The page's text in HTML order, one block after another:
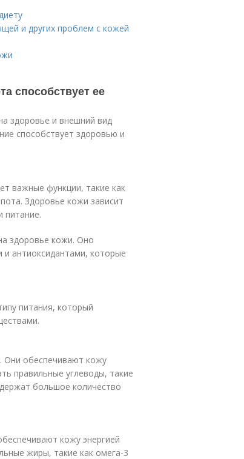
и других проблем с кожей
способствует ее
здоровье и внешний вид
способствует здоровью и
важные функции, такие как
Здоровье кожи зависит
питание.
здоровье кожи. Оно
антиоксидантами, которые
питания, который
Они обеспечивают кожу
правильные углеводы, такие
большое количество
кожу энергией
жиры, такие как омега-3